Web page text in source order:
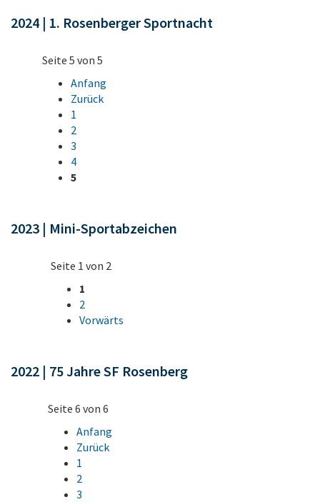
2024 | 1. Rosenberger Sportnacht
Seite 5 von 5
Anfang
Zurück
1
2
3
4
5
2023 | Mini-Sportabzeichen
Seite 1 von 2
1
2
Vorwärts
2022 | 75 Jahre SF Rosenberg
Seite 6 von 6
Anfang
Zurück
1
2
3